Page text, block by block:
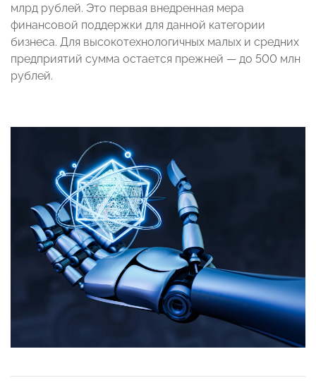
млрд рублей. Это первая внедренная мера
финансовой поддержки для данной категории
бизнеса. Для высокотехнологичных малых и средних
предприятий сумма остается прежней — до 500 млн
рублей.